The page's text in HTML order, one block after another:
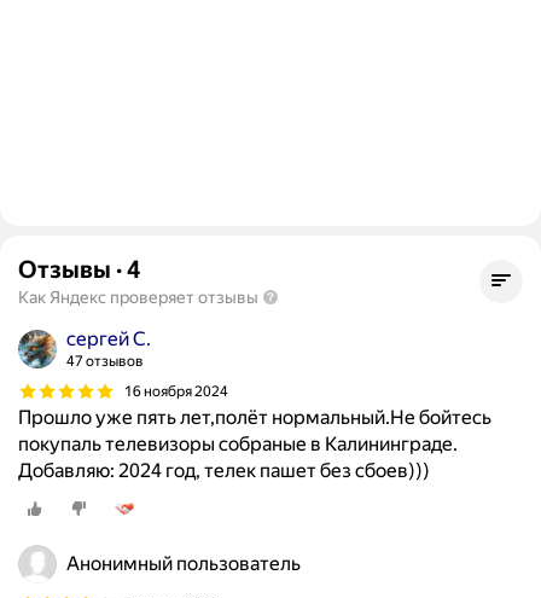
Отзывы ·4
Как Яндекс проверяет отзывы
сергей С.
47 отзывов
16 ноября 2024
Прошло уже пять лет,полёт нормальный.Не бойтесь
покупаль телевизоры собраные в Калининграде.
Добавляю: 2024 год, телек пашет без сбоев)))
Анонимный пользователь